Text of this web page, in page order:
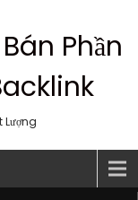
Phần
Lượng